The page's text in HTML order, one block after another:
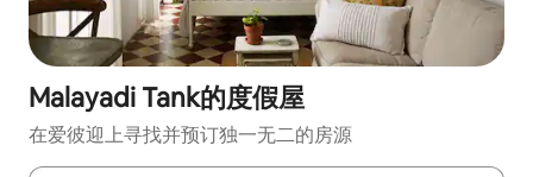
Malayadi Tank的度假屋
在爱彼迎上寻找并预订独一无二的房源